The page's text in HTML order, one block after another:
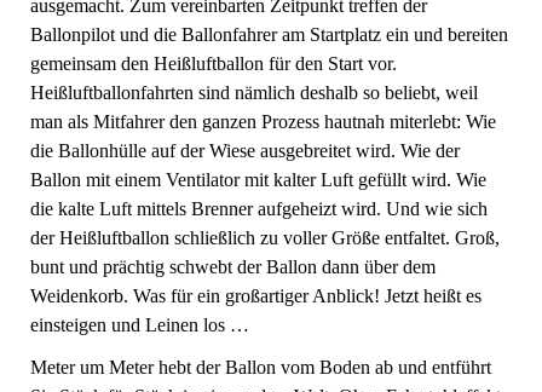
ausgemacht. Zum vereinbarten Zeitpunkt treffen der
Ballonpilot und die Ballonfahrer am Startplatz ein und bereiten
gemeinsam den Heißluftballon für den Start vor.
Heißluftballonfahrten sind nämlich deshalb so beliebt, weil
man als Mitfahrer den ganzen Prozess hautnah miterlebt: Wie
die Ballonhülle auf der Wiese ausgebreitet wird. Wie der
Ballon mit einem Ventilator mit kalter Luft gefüllt wird. Wie
die kalte Luft mittels Brenner aufgeheizt wird. Und wie sich
der Heißluftballon schließlich zu voller Größe entfaltet. Groß,
bunt und prächtig schwebt der Ballon dann über dem
Weidenkorb. Was für ein großartiger Anblick! Jetzt heißt es
einsteigen und Leinen los …
Meter um Meter hebt der Ballon vom Boden ab und entführt